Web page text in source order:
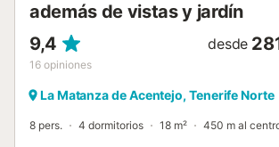
además de vistas y jardín
9,4
16 opiniones
desde
La Matanza de Acentejo, Tenerife Norte
8 pers. 4 dormitorios 18 m² 450 m al